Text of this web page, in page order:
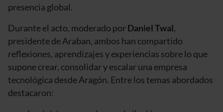
presencia global.
Durante el acto, moderado porDaniel Twal,
presidente de Araban, ambos han compartido
reflexiones, aprendizajes y experiencias sobre lo que
supone crear, consolidar y escalar una empresa
tecnológica desde Aragón. Entre los temas abordados
destacaron: